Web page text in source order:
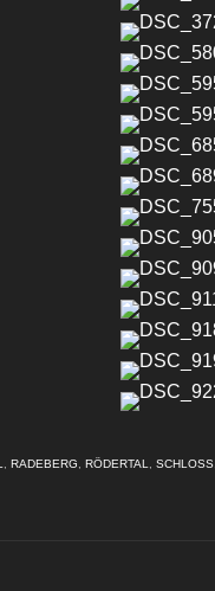
,RADEBERG ,RÖDERTAL ,SCHLOSS